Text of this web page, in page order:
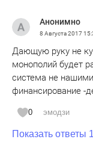
Анонимно
8 Августа 2017
Дающую руку не
монополий будет
система не
финансирование -
0 эмодзи
Показать ответы 1